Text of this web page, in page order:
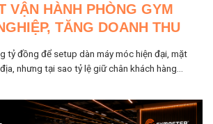
VẬN HÀNH PHÒNG GYM
TĂNG DOANH THU
tỷ đồng để setup dàn máy móc hiện đại, mặt
nhưng tại sao tỷ lệ giữ chân khách hàng...